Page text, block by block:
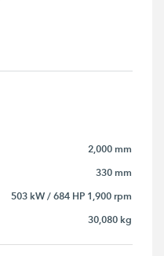
2,000 mm
330 mm
503 kW / 684 HP 1,900 rpm
30,080 kg